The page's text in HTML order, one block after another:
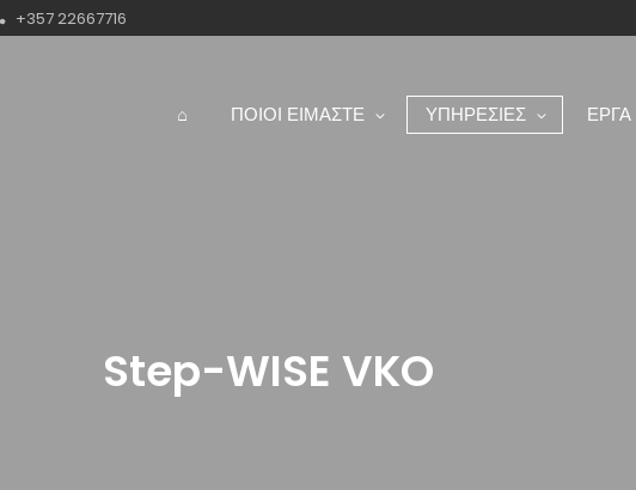
+357 22667716
⌂ ΠΟΙΟΙ ΕΙΜΑΣΤΕ ΥΠΗΡΕΣΙΕΣ ΕΡΓΑ
Step-WISE VKO